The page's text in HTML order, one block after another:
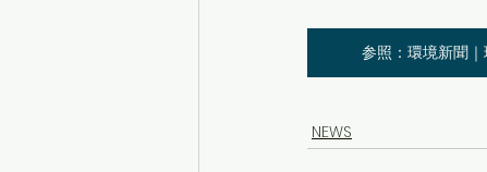
参照：環境新聞
NEWS